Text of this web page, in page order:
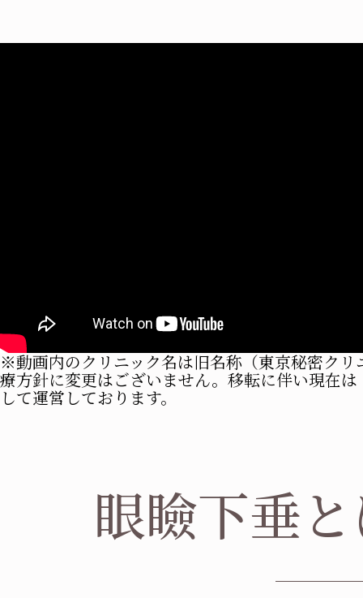
※動画内のクリニック名は旧名称（東京秘密クリ
療方針に変更はございません。移転に伴い現在
して運営しております。
眼瞼下垂